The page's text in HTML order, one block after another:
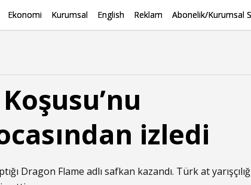
Ekonomi Kurumsal English Reklam Abonelik/Kurumsal
izledi
Dragon Flame adlı safkan kazandı. Türk at